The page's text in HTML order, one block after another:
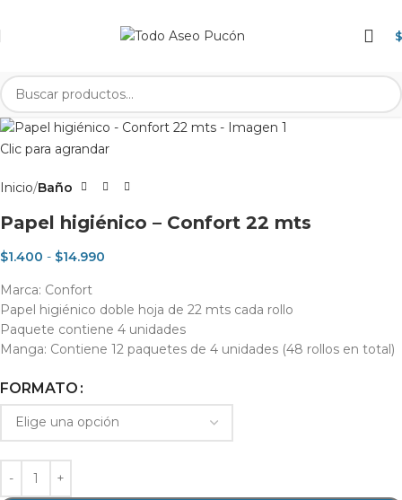
$
Clic para agrandar
Inicio Baño
Papel higiénico – Confort 22 mts
$1.400 - $14.990
Marca: Confort
Papel higiénico doble hoja de 22 mts cada rollo
Paquete contiene 4 unidades
Manga: Contiene 12 paquetes de 4 unidades (48 rollos en total)
FORMATO